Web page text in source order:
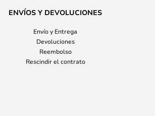
ENVÍOS Y DEVOLUCIONES
Envío y Entrega
Devoluciones
Reembolso
Rescindir el contrato